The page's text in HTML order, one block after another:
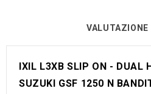
VALUTAZIONE
IXIL L3XB SLIP ON - DUAL
SUZUKI GSF 1250 N